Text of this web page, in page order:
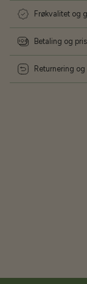
Frøkvalitet og
Betaling og
Returnering